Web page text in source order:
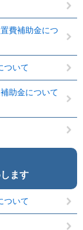
費補助金につ
ついて
助金について
ます
ついて